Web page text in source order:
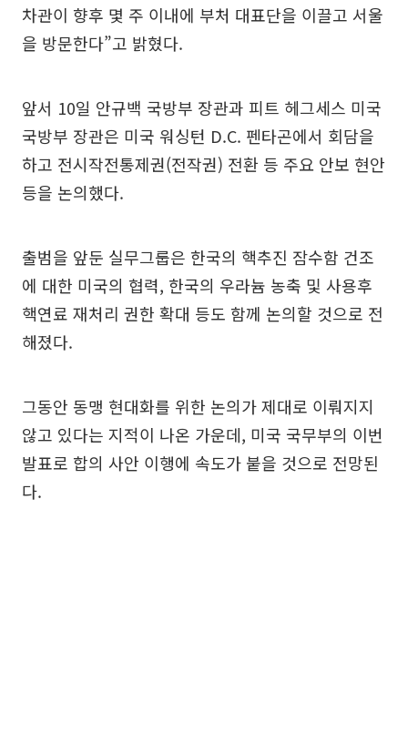
차관이 향후 몇 주 이내에 부처 대표단을 이끌고 서울
을 방문한다”고 밝혔다.
앞서 10일 안규백 국방부 장관과 피트 헤그세스 미국
국방부 장관은 미국 워싱턴 D.C. 펜타곤에서 회담을
하고 전시작전통제권(전작권) 전환 등 주요 안보 현안
등을 논의했다.
출범을 앞둔 실무그룹은 한국의 핵추진 잠수함 건조
에 대한 미국의 협력, 한국의 우라늄 농축 및 사용후
핵연료 재처리 권한 확대 등도 함께 논의할 것으로 전
해졌다.
그동안 동맹 현대화를 위한 논의가 제대로 이뤄지지
않고 있다는 지적이 나온 가운데, 미국 국무부의 이번
발표로 합의 사안 이행에 속도가 붙을 것으로 전망된
다.